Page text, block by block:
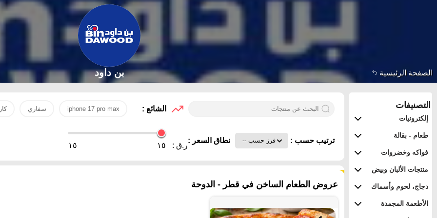
الصفحة الرئيسية بن داود
التصنيفات
إلكترونيات
طعام - بقالة
فواكه وخضروات
منتجات الألبان وبيض
دجاج، لحوم وأسماك
الأطعمة المجمدة
الشائع : iphone 17 pro max سفاري
ترتيب حسب : نطاق السعر :
ر.ق : ١٥ ١٥
عروض الطعام الساخن في قطر - الدوحة